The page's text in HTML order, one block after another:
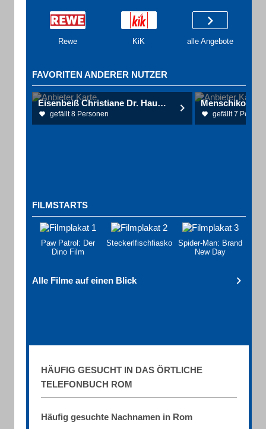
Rewe KiK alle Angebote
FAVORITEN ANDERER NUTZER
Eisenbeiß Christiane Dr. Hautarztpraxis
gefällt 8 Personen gefällt 7
FILMSTARTS
Paw Patrol: Der
Dino Film
Steckerlfischfiasko
Spider-Man: Brand
New Day
Alle Filme auf einen Blick
HÄUFIG GESUCHT IN DAS ÖRTLICHE
TELEFONBUCH ROM
Häufig gesuchte Nachnamen in Rom